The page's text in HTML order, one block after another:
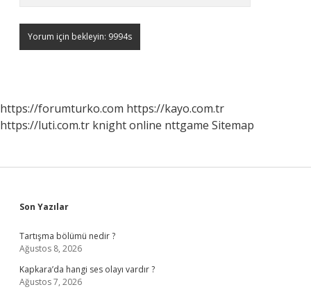
https://forumturko.com https://kayo.com.tr
https://luti.com.tr knight online nttgame Sitemap
Sidebar
Son Yazılar
Tartışma bölümü nedir ?
Ağustos 8, 2026
Kapkara’da hangi ses olayı vardır ?
Ağustos 7, 2026